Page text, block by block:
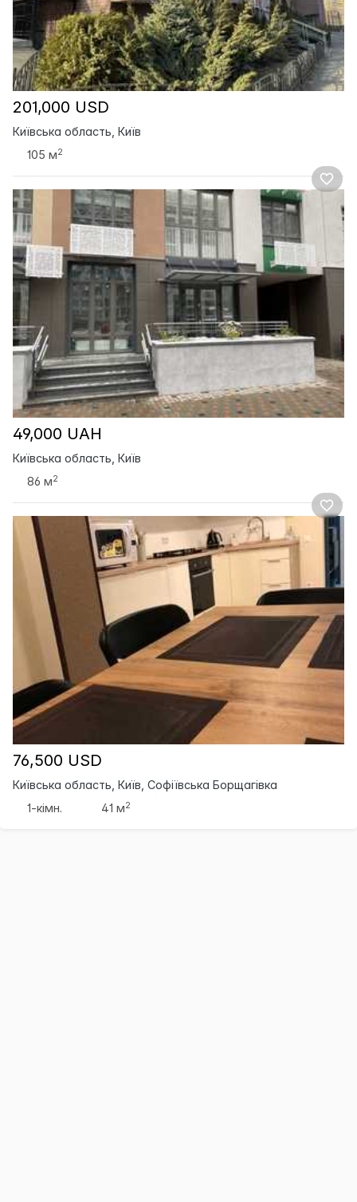
201,000 USD
Київська область, Київ
105 м2
49,000 UAH
Київська область, Київ
86 м2
76,500 USD
Київська область, Київ, Софіївська Борщагівка
1-кімн.
41 м2